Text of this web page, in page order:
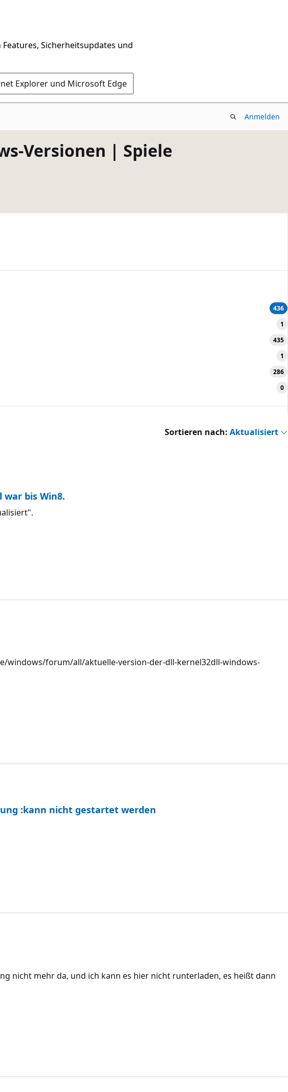
Sicherheitsupdates und
Explorer und Microsoft Edge
Anmelden
Versionen | Spiele
436
1
435
1
286
0
Sortieren nach: Aktualisiert
war bis Win8.
windows/forum/all/aktuelle-version-der-dll-kernel32dll-windows-
:kann nicht gestartet werden
nicht mehr da, und ich kann es hier nicht runterladen, es heißt dann